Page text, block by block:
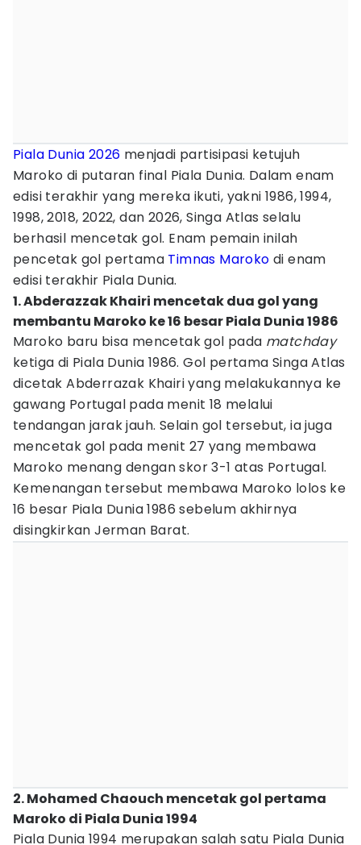
Piala Dunia 2026 menjadi partisipasi ketujuh
Maroko di putaran final Piala Dunia. Dalam enam
edisi terakhir yang mereka ikuti, yakni 1986, 1994,
1998, 2018, 2022, dan 2026, Singa Atlas selalu
berhasil mencetak gol. Enam pemain inilah
pencetak gol pertama Timnas Maroko di enam
edisi terakhir Piala Dunia.
1. Abderazzak Khairi mencetak dua gol yang
membantu Maroko ke 16 besar Piala Dunia 1986
Maroko baru bisa mencetak gol pada matchday
ketiga di Piala Dunia 1986. Gol pertama Singa Atlas
dicetak Abderrazak Khairi yang melakukannya ke
gawang Portugal pada menit 18 melalui
tendangan jarak jauh. Selain gol tersebut, ia juga
mencetak gol pada menit 27 yang membawa
Maroko menang dengan skor 3-1 atas Portugal.
Kemenangan tersebut membawa Maroko lolos ke
16 besar Piala Dunia 1986 sebelum akhirnya
disingkirkan Jerman Barat.
2. Mohamed Chaouch mencetak gol pertama
Maroko di Piala Dunia 1994
Piala Dunia 1994 merupakan salah satu Piala Dunia